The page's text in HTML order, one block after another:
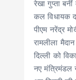
रेखा गुप्ता
कल विधायक
पीएम नरेंद्र
रामलीला
दिल्ली को
नए मंत्रिमंडल